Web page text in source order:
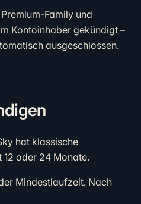
Premium-Family und
Kontoinhaber gekündigt –
ausgeschlossen.
hat klassische
12 oder 24 Monate.
Mindestlaufzeit. Nach